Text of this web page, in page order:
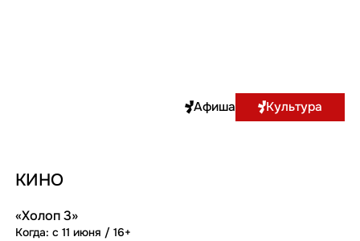
Афиша Культура
КИНО
«Холоп 3»
Когда: с 11 июня / 16+